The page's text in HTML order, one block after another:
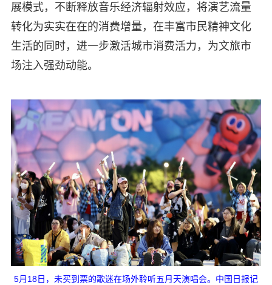
展模式，不断释放音乐经济辐射效应，将演艺流量
转化为实实在在的消费增量，在丰富市民精神文化
生活的同时，进一步激活城市消费活力，为文旅市
场注入强劲动能。
5月18日，未买到票的歌迷在场外聆听五月天演唱会。中国日报记